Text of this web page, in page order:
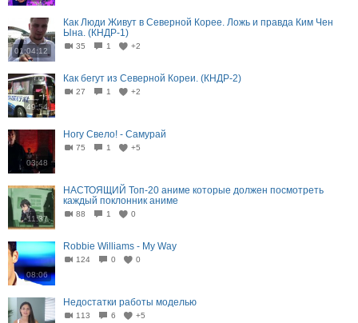
01:04:12
Как Люди Живут в Северной Корее. Ложь и правда Ким Чен
Ына. (КНДР-1)
35 1 +2
49:54
Как бегут из Северной Кореи. (КНДР-2)
27 1 +2
03:48
Ногу Свело! - Самурай
75 1 +5
11:37
НАСТОЯЩИЙ Топ-20 аниме которые должен посмотреть
каждый поклонник аниме
88 1 0
08:06
Robbie Williams - My Way
124 0 0
Недостатки работы моделью
113 6 +5